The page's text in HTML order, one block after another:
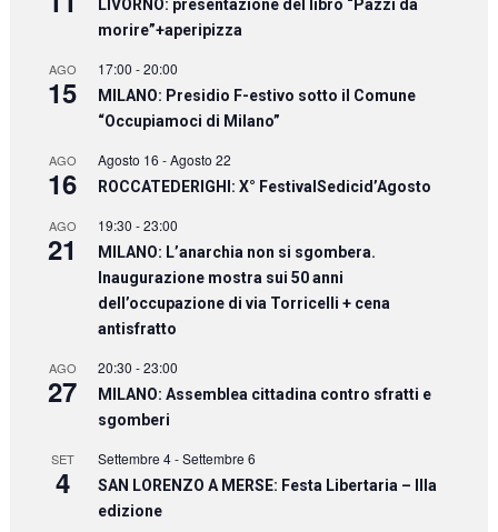
LIVORNO: presentazione del libro “Pazzi da
morire”+aperipizza
AGO
15
17:00 -20:00
MILANO: Presidio F-estivo sotto il Comune
“Occupiamoci di Milano”
AGO
16
Agosto 16 -Agosto 22
ROCCATEDERIGHI: X° FestivalSedicid’Agosto
AGO
21
19:30 -23:00
MILANO: L’anarchia non si sgombera.
Inaugurazione mostra sui 50 anni
dell’occupazione di via Torricelli + cena
antisfratto
AGO
27
20:30 -23:00
MILANO: Assemblea cittadina contro sfratti e
sgomberi
SET
4
Settembre 4-Settembre 6
SAN LORENZO A MERSE: Festa Libertaria – IIIa
edizione